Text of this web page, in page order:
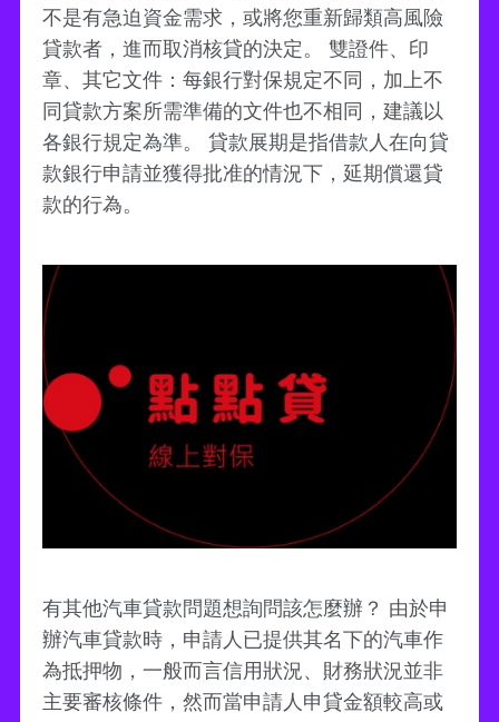
不是有急迫資金需求，或將您重新歸類高風險
貸款者，進而取消核貸的決定。 雙證件、印
章、其它文件：每銀行對保規定不同，加上不
同貸款方案所需準備的文件也不相同，建議以
各銀行規定為準。 貸款展期是指借款人在向貸
款銀行申請並獲得批准的情況下，延期償還貸
款的行為。
有其他汽車貸款問題想詢問該怎麼辦？ 由於申
辦汽車貸款時，申請人已提供其名下的汽車作
為抵押物，一般而言信用狀況、財務狀況並非
主要審核條件，然而當申請人申貸金額較高或